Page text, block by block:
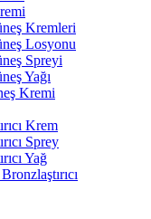
Kremleri
Losyonu
Spreyi
Yağı
Kremi
Krem
Sprey
Yağ